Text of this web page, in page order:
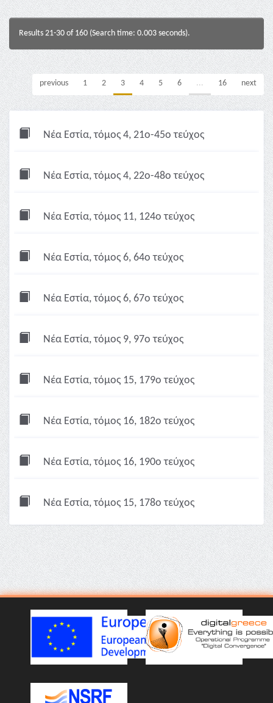
Results 21-30 of 160 (Search time: 0.003 seconds).
previous 1 2 3 4 5 6 ... 16 next
Νέα Εστία, τόμος 4, 21ο-45ο τεύχος
Νέα Εστία, τόμος 4, 22ο-48ο τεύχος
Νέα Εστία, τόμος 11, 124ο τεύχος
Νέα Εστία, τόμος 6, 64ο τεύχος
Νέα Εστία, τόμος 6, 67ο τεύχος
Νέα Εστία, τόμος 9, 97ο τεύχος
Νέα Εστία, τόμος 15, 179ο τεύχος
Νέα Εστία, τόμος 16, 182ο τεύχος
Νέα Εστία, τόμος 16, 190ο τεύχος
Νέα Εστία, τόμος 15, 178ο τεύχος